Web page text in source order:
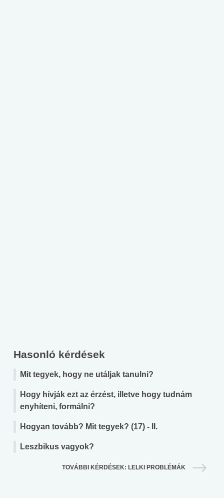
Hasonló kérdések
Mit tegyek, hogy ne utáljak tanulni?
Hogy hívják ezt az érzést, illetve hogy tudnám
enyhíteni, formálni?
Hogyan tovább? Mit tegyek? (17) - II.
Leszbikus vagyok?
TOVÁBBI KÉRDÉSEK: LELKI PROBLÉMÁK